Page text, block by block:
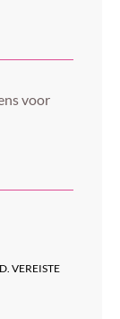
voor
VEREISTE